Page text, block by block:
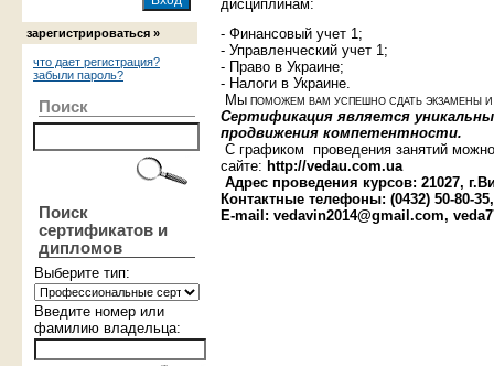
зарегистрироваться »
что дает регистрация?
забыли пароль?
Поиск
Поиск
сертификатов и
дипломов
Выберите тип:
Введите номер или
фамилию владельца:
дисциплинам:
- Финансовый учет 1;
- Управленческий учет 1;
- Право в Украине;
- Налоги в Украине.
Мы ПОМОЖЕМ ВАМ УСПЕШНО СДАТЬ ЭКЗАМЕНЫ
Сертификация является
продвижения компетентности.
С графиком проведения занятий
сайте: http://vedau.com.ua
Адрес проведения курсов: 21027,
Контактные телефоны: (0432) 50-80-
Е-mail: vedavin2014@gmail.com,